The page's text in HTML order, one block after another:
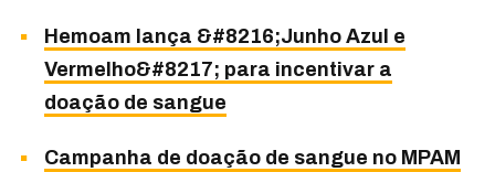
Hemoam lança &#8216;Junho Azul e
Vermelho&#8217; para incentivar a
doação de sangue
Campanha de doação de sangue no MPAM